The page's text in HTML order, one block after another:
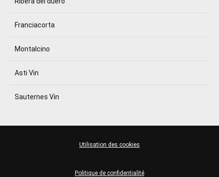
Franciacorta
Montalcino
Asti Vin
Sauternes Vin
Politique de confidentialité
Utilisation des cookies